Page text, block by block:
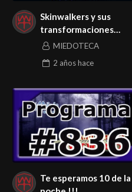
Skinwalkers y sus
transformaciones
sobrenaturales
MIEDOTECA
2 añoshace
Te esperamos 10 de la